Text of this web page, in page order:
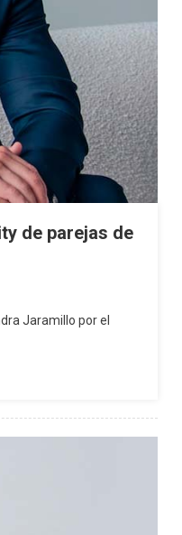
de parejas de
Jaramillo por el